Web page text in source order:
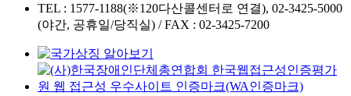
TEL : 1577-1188(※120다산콜센터로 연결), 02-3425-5000
(야간, 공휴일/당직실) / FAX : 02-3425-7200